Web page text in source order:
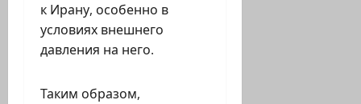
к Ирану, особенно в
условиях внешнего
давления на него.
Таким образом,